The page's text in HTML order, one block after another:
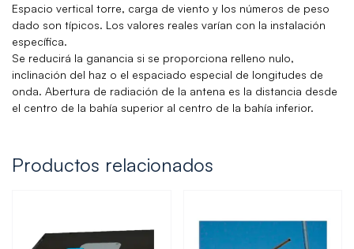
Espacio vertical torre, carga de viento y los números de peso
dado son típicos. Los valores reales varían con la instalación
específica.
Se reducirá la ganancia si se proporciona relleno nulo,
inclinación del haz o el espaciado especial de longitudes de
onda. Abertura de radiación de la antena es la distancia desde
el centro de la bahía superior al centro de la bahía inferior.
Productos relacionados